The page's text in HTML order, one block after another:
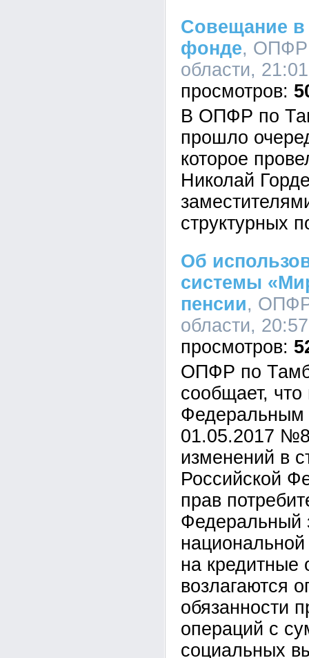
Совещание
фонде, ОПФР
области,
В ОПФР по
прошло
которое
Николай
структурных
Об
системы
пенсии, ОПФР
области,
ОПФР по
сообщает, что
Федеральным
01.05.2017
изменений в
Российской
прав
Федеральный
на кредитные
возлагаются
обязанности
операций с
социальных